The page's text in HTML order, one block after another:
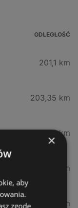
ODLEGŁOŚĆ
201,1 km
203,35 km
205,21 km
205,96 km
213,23 km
×
aby
zgodę